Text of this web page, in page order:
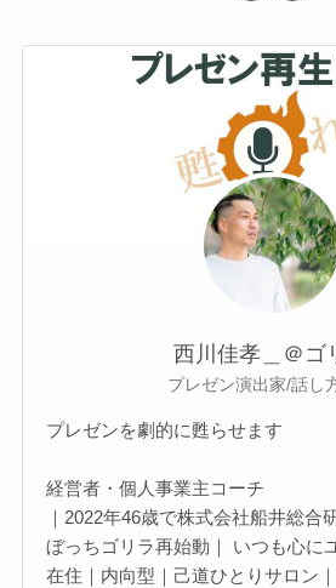
西川佳孝＿＠ゴ
プレゼン演出家/話し
プレゼンを劇的に甦らせます
経営者・個人事業主コーチ
｜2022年46歳で株式会社船井総
ぼっちゴリラ再始動｜ いつも心に
在住｜内向型｜己道ひとりサロン